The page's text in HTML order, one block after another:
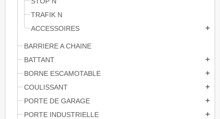
TRAFIK N
ACCESSOIRES
add
BARRIERE A CHAINE
BATTANT
add
BORNE ESCAMOTABLE add
COULISSANT add
PORTE DE GARAGE add
PORTE INDUSTRIELLE add